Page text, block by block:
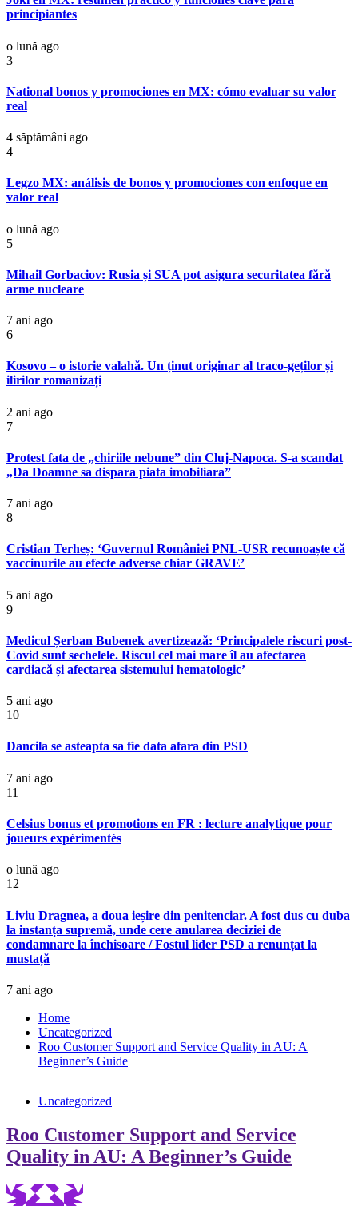
principiantes
o lună ago
3
National bonos y promociones en MX: cómo evaluar su valor
real
4 săptămâni ago
4
Legzo MX: análisis de bonos y promociones con enfoque en
valor real
o lună ago
5
Mihail Gorbaciov: Rusia și SUA pot asigura securitatea fără
arme nucleare
7 ani ago
6
Kosovo – o istorie valahă. Un ținut originar al traco-geților și
ilirilor romanizați
2 ani ago
7
Protest fata de „chiriile nebune” din Cluj-Napoca. S-a scandat
„Da Doamne sa dispara piata imobiliara”
7 ani ago
8
Cristian Terheș: ‘Guvernul României PNL-USR recunoaște că
vaccinurile au efecte adverse chiar GRAVE’
5 ani ago
9
Medicul Șerban Bubenek avertizează: ‘Principalele riscuri post-
Covid sunt sechelele. Riscul cel mai mare îl au afectarea
cardiacă și afectarea sistemului hematologic’
5 ani ago
10
Dancila se asteapta sa fie data afara din PSD
7 ani ago
11
Celsius bonus et promotions en FR : lecture analytique pour
joueurs expérimentés
o lună ago
12
Liviu Dragnea, a doua ieșire din penitenciar. A fost dus cu duba
la instanța supremă, unde cere anularea deciziei de
condamnare la închisoare / Fostul lider PSD a renunțat la
mustață
7 ani ago
Home
Uncategorized
Roo Customer Support and Service Quality in AU: A
Beginner’s Guide
Uncategorized
Roo Customer Support and Service
Quality in AU: A Beginner’s Guide